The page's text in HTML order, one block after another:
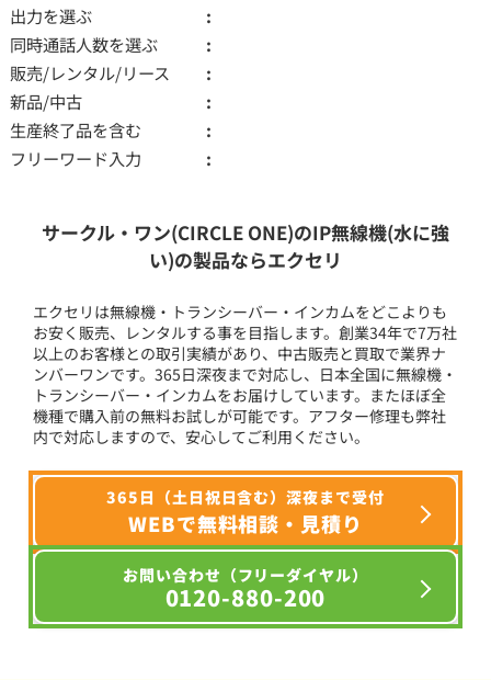
出力を選ぶ
同時通話人数を選ぶ
販売/レンタル/リース
新品/中古
生産終了品を含む
フリーワード入力
サークル・ワン(CIRCLE ONE)のIP無線機(水に強
い)の製品ならエクセリ
エクセリは無線機・トランシーバー・インカムをどこよりも
お安く販売、レンタルする事を目指します。創業34年で7万社
以上のお客様との取引実績があり、中古販売と買取で業界ナ
ンバーワンです。365日深夜まで対応し、日本全国に無線機・
トランシーバー・インカムをお届けしています。またほぼ全
機種で購入前の無料お試しが可能です。アフター修理も弊社
内で対応しますので、安心してご利用ください。
365日（土日祝日含む）深夜まで受付
WEBで無料相談・見積り
お問い合わせ（フリーダイヤル）
0120-880-200